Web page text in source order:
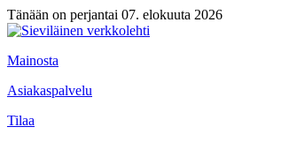
Tänään on perjantai 07. elokuuta 2026
Mainosta
Asiakaspalvelu
Tilaa